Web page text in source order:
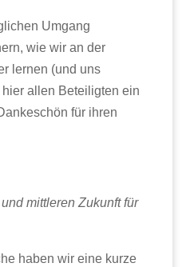
Umgang
wie wir an der
lernen (und uns
allen Beteiligten ein
für ihren
mittleren Zukunft für
haben wir eine kurze